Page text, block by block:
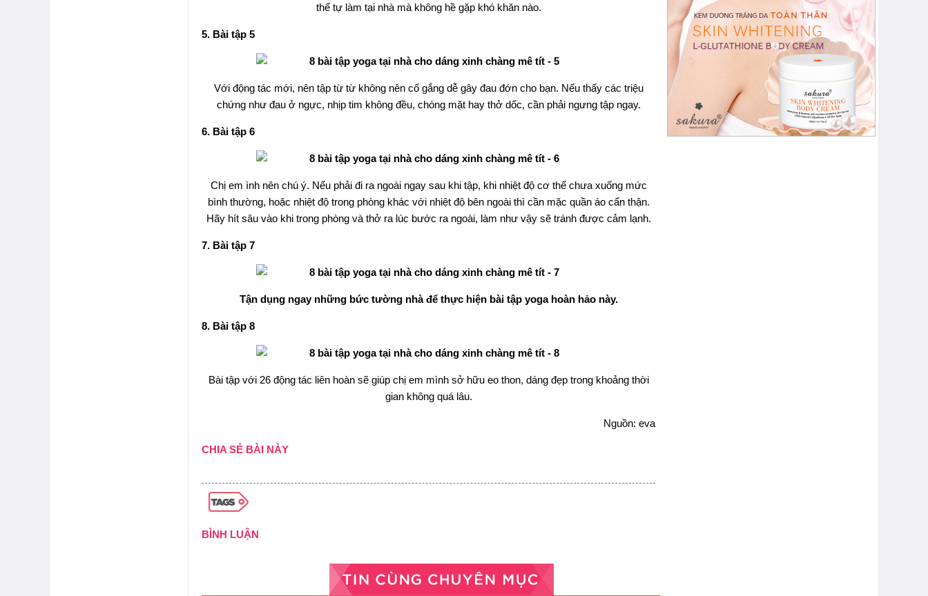
thể tự làm tại nhà mà không hề gặp khó khăn nào.
5. Bài tập 5
Với động tác mới, nên tập từ từ không nên cố gắng dễ gây đau đớn cho bạn. Nếu thấy các triệu
chứng như đau ở ngực, nhịp tim không đều, chóng mặt hay thở dốc, cần phải ngưng tập ngay.
6. Bài tập 6
Chị em ình nên chú ý. Nếu phải đi ra ngoài ngay sau khi tập, khi nhiệt độ cơ thể chưa xuống mức
bình thường, hoặc nhiệt độ trong phòng khác với nhiệt độ bên ngoài thì cần mặc quần áo cẩn thận.
Hãy hít sâu vào khi trong phòng và thở ra lúc bước ra ngoài, làm như vậy sẽ tránh được cảm lạnh.
7. Bài tập 7
Tận dụng ngay những bức tường nhà để thực hiện bài tập yoga hoàn hảo này.
8. Bài tập 8
Bài tập với 26 động tác liên hoàn sẽ giúp chị em mình sở hữu eo thon, dáng đẹp trong khoảng thời
gian không quá lâu.
Nguồn: eva
CHIA SẺ BÀI NÀY
BÌNH LUẬN